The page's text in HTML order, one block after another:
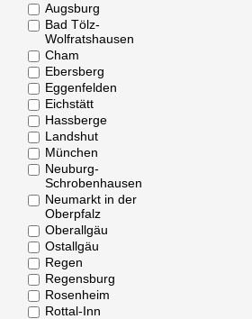
Augsburg
Bad Tölz-
Wolfratshausen
Cham
Ebersberg
Eggenfelden
Eichstätt
Hassberge
Landshut
München
Neuburg-
Schrobenhausen
Neumarkt in der
Oberpfalz
Oberallgäu
Ostallgäu
Regen
Regensburg
Rosenheim
Rottal-Inn